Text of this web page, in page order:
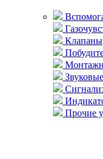
Клапаны
Прочие